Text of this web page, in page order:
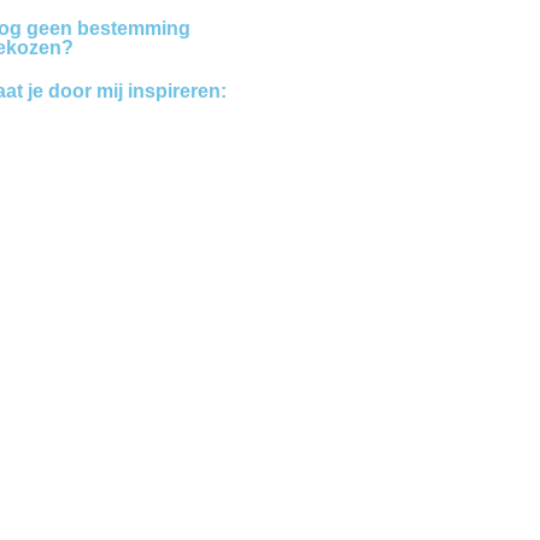
geen bestemming
je door mij inspireren: